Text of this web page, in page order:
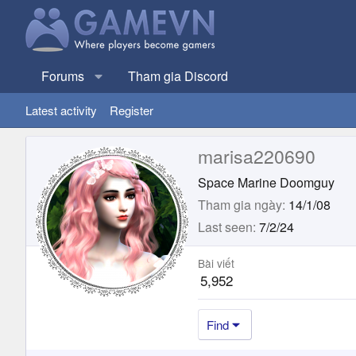
Forums Tham gia Discord
Latest activity Register
marisa220690
Space Marine Doomguy
Tham gia ngày 14/1/08
Last seen 7/2/24
Bài viết
5,952
Find